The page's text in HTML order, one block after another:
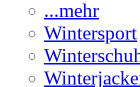
...mehr
Wintersport